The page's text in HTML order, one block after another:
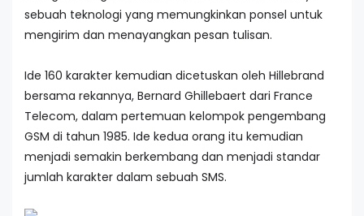
sebuah teknologi yang memungkinkan ponsel untuk
mengirim dan menayangkan pesan tulisan.
Ide 160 karakter kemudian dicetuskan oleh Hillebrand
bersama rekannya, Bernard Ghillebaert dari France
Telecom, dalam pertemuan kelompok pengembang
GSM di tahun 1985. Ide kedua orang itu kemudian
menjadi semakin berkembang dan menjadi standar
jumlah karakter dalam sebuah SMS.